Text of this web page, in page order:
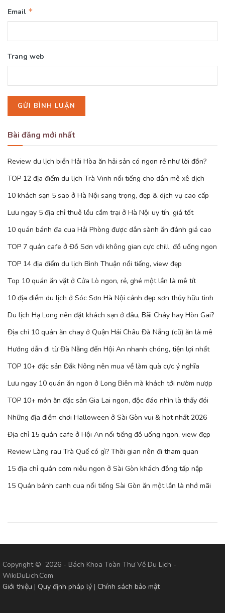
Email *
Trang web
Bài đăng mới nhất
Review du lịch biển Hải Hòa ăn hải sản có ngon rẻ như lời đồn?
TOP 12 địa điểm du lịch Trà Vinh nổi tiếng cho dân mê xê dịch
10 khách sạn 5 sao ở Hà Nội sang trọng, đẹp & dịch vụ cao cấp
Lưu ngay 5 địa chỉ thuê lều cắm trại ở Hà Nội uy tín, giá tốt
10 quán bánh đa cua Hải Phòng được dân sành ăn đánh giá cao
TOP 7 quán cafe ở Đồ Sơn với không gian cực chill, đồ uống ngon
TOP 14 địa điểm du lịch Bình Thuận nổi tiếng, view đẹp
Top 10 quán ăn vặt ở Cửa Lò ngon, rẻ, ghé một lần là mê tít
10 địa điểm du lịch ở Sóc Sơn Hà Nội cảnh đẹp sơn thủy hữu tình
Du lịch Hạ Long nên đặt khách sạn ở đâu, Bãi Cháy hay Hòn Gai?
Địa chỉ 10 quán ăn chay ở Quận Hải Châu Đà Nẵng (cũ) ăn là mê
Hướng dẫn đi từ Đà Nẵng đến Hội An nhanh chóng, tiện lợi nhất
TOP 10+ đặc sản Đắk Nông nên mua về làm quà cực ý nghĩa
Lưu ngay 10 quán ăn ngon ở Long Biên mà khách tới nườm nượp
TOP 10+ món ăn đặc sản Gia Lai ngon, độc đáo nhìn là thấy đói
Những địa điểm chơi Halloween ở Sài Gòn vui & hot nhất 2026
Địa chỉ 15 quán cafe ở Hội An nổi tiếng đồ uống ngon, view đẹp
Review Làng rau Trà Quế có gì? Thời gian nên đi tham quan
15 địa chỉ quán cơm niêu ngon ở Sài Gòn khách đông tấp nập
15 Quán bánh canh cua nổi tiếng Sài Gòn ăn một lần là nhớ mãi
Copyright © 2026 - Bách Khoa Toàn Thư Về Du Lịch -
WikiDuLich.Com
Giới thiệu | Quy định pháp lý | Chính sách bảo mật